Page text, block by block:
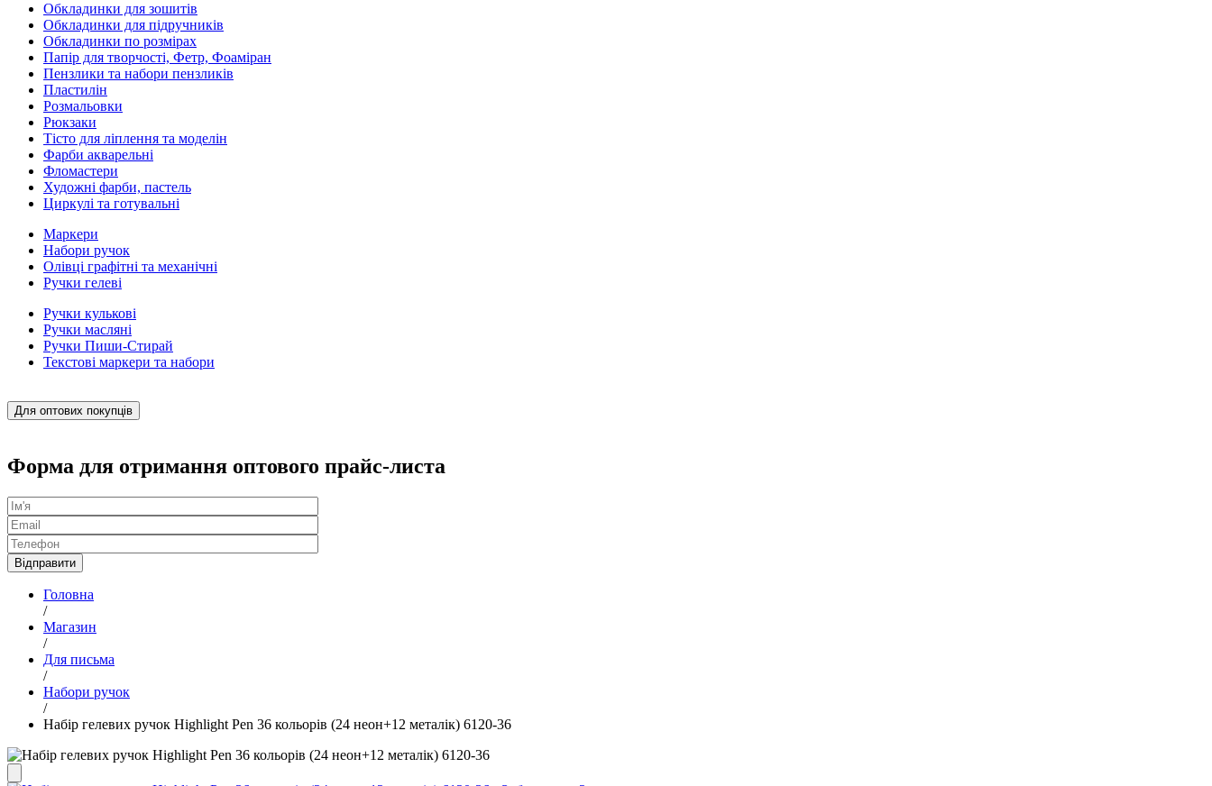
Обкладинки для зошитів
Обкладинки для підручників
Обкладинки по розмірах
Папір для творчості, Фетр, Фоаміран
Пензлики та набори пензликів
Пластилін
Розмальовки
Рюкзаки
Тісто для ліплення та моделін
Фарби акварельні
Фломастери
Художні фарби, пастель
Циркулі та готувальні
Маркери
Набори ручок
Олівці графітні та механічні
Ручки гелеві
Ручки кулькові
Ручки масляні
Ручки Пиши-Стирай
Текстові маркери та набори
Для оптових покупців
Форма для отримання оптового прайс-листа
Головна
/
Магазин
/
Для письма
/
Набори ручок
/
Набір гелевих ручок Highlight Pen 36 кольорів (24 неон+12 металік) 6120-36